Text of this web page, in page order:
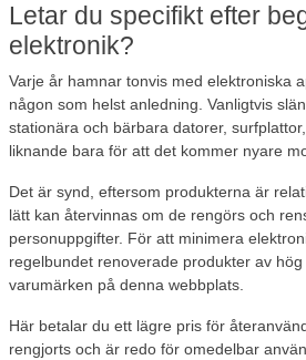
Letar du specifikt efter
elektronik?
Varje år hamnar tonvis med elektroniska
någon som helst anledning. Vanligtvis
stationära och bärbara datorer,
liknande bara för att det kommer nyare
Det är synd, eftersom produkterna är
lätt kan återvinnas om de rengörs och
personuppgifter. För att minimera
regelbundet renoverade produkter av
varumärken på denna webbplats.
Här betalar du ett lägre pris för
rengjorts och är redo för omedelbar